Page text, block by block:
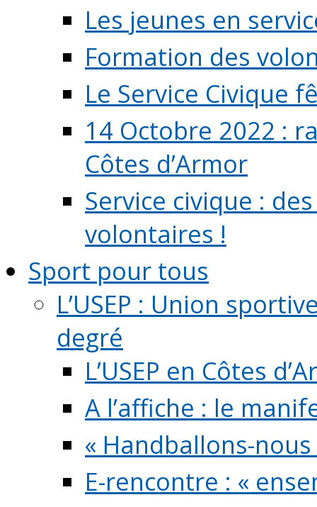
Les jeunes en
Formation des
Le Service Civique
14 Octobre 2022 :
Côtes d’Armor
Service civique :
volontaires !
Sport pour tous
L’USEP : Union
degré
L’USEP en Côtes
A l’affiche : le
« Handballons-
E-rencontre : «